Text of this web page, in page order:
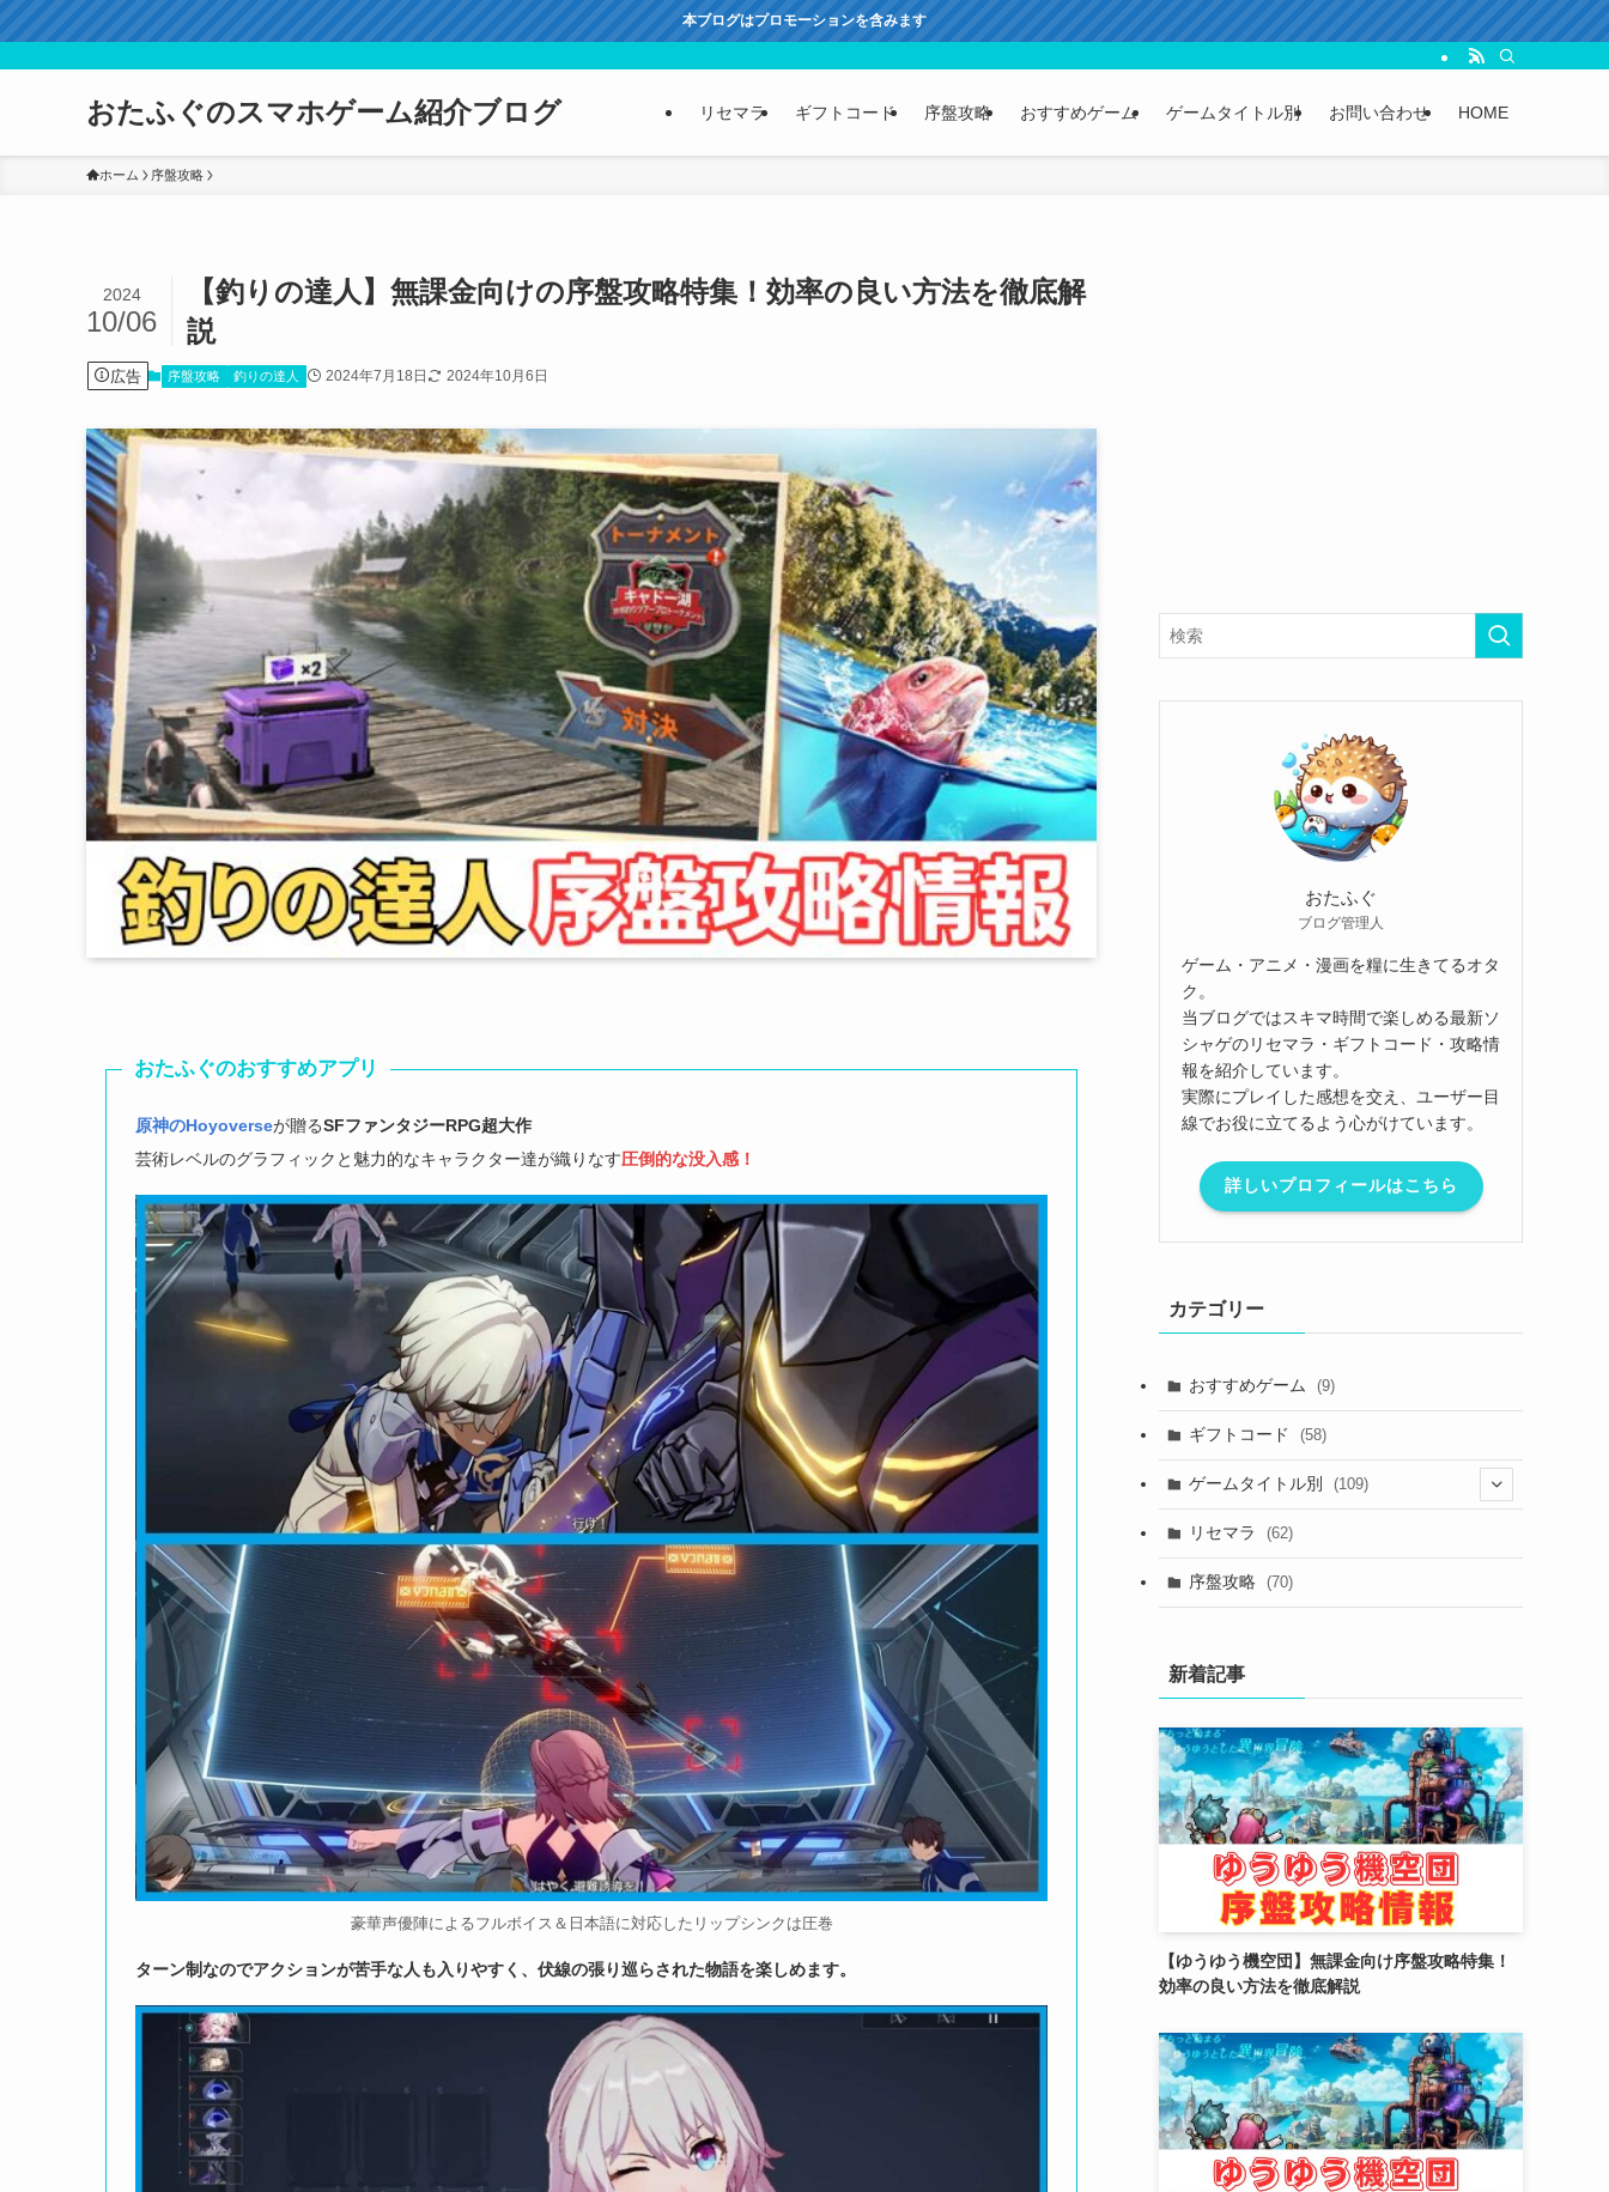
本ブログはプロモーションを含みます
おたふぐのスマホゲーム紹介ブログ リセマラ ギフトコード 序盤攻略 おすすめゲーム ゲームタイトル別 お問い合わせ HOME
ホーム 序盤攻略
【釣りの達人】無課金向けの序盤攻略特集！効率の良い方法を徹底解
説
2024
10/06
広告 序盤攻略 釣りの達人 2024年7月18日 2024年10月6日
おたふぐのおすすめアプリ
原神のHoyoverseが贈るSFファンタジーRPG超大作
芸術レベルのグラフィックと魅力的なキャラクター達が織りなす圧倒的な没入感！
豪華声優陣によるフルボイス＆日本語に対応したリップシンクは圧巻
ターン制なのでアクションが苦手な人も入りやすく、伏線の張り巡らされた物語を楽しめます。
おたふぐ
ブログ管理人
ゲーム・アニメ・漫画を糧に生きてるオタ
ク。
当ブログではスキマ時間で楽しめる最新ソ
シャゲのリセマラ・ギフトコード・攻略情
報を紹介しています。
実際にプレイした感想を交え、ユーザー目
線でお役に立てるよう心がけています。
詳しいプロフィールはこちら
カテゴリー
おすすめゲーム (9)
ギフトコード (58)
ゲームタイトル別 (109)
(2)
(2)
(3)
(4)
(4)
(2)
(1)
(4)
(6)
(3)
(2)
リセマラ (62)
序盤攻略 (70)
新着記事
【ゆうゆう機空団】無課金向け序盤攻略特集！
効率の良い方法を徹底解説